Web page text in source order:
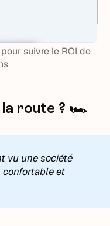
suivre le ROI de
la route ? 🏎️
vu une société
confortable et